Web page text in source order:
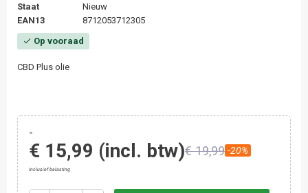
Staat
Nieuw
EAN13
8712053712305
check Op vooraad
CBD Plus olie
-
€ 15,99 (incl. btw)€ 19,99 -20%
Inclusief belasting